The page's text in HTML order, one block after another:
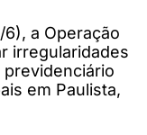
a Operação
irregularidades
em Paulista,